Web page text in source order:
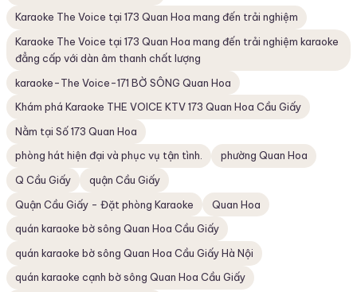
Karaoke The Voice tại 173 Quan Hoa mang đến trải nghiệm
Karaoke The Voice tại 173 Quan Hoa mang đến trải nghiệm karaoke
đẳng cấp với dàn âm thanh chất lượng
karaoke-The Voice-171 BỜ SÔNG Quan Hoa
Khám phá Karaoke THE VOICE KTV 173 Quan Hoa Cầu Giấy
Nằm tại Số 173 Quan Hoa
phòng hát hiện đại và phục vụ tận tình.
phường Quan Hoa
Q Cầu Giấy
quận Cầu Giấy
Quận Cầu Giấy - Đặt phòng Karaoke
Quan Hoa
quán karaoke bờ sông Quan Hoa Cầu Giấy
quán karaoke bờ sông Quan Hoa Cầu Giấy Hà Nội
quán karaoke cạnh bờ sông Quan Hoa Cầu Giấy